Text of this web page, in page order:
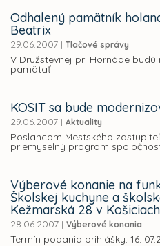
Odhalený pamätník
Beatrix
29.06.2007 | Tlačové správy
V Družstevnej pri Hornáde
pamätať
KOSIT sa bude
29.06.2007 | Aktuality
Poslancom Mestského
priemyselný program
Výberové konanie na
Školskej kuchyne a
Kežmarská 28 v Košiciach
28.06.2007 | Výberové konania
Termín podania prihlášky: 16.